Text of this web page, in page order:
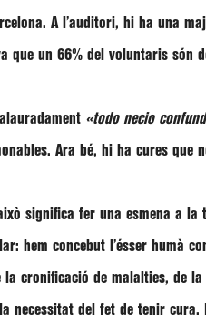
. A l’auditori, hi ha una
un 66% del voluntaris són
«todo necio
Ara bé, hi ha cures que
significa fer una esmena a la
hem concebut l’ésser humà
cronificació de malalties, de
necessitat del fet de tenir cura.